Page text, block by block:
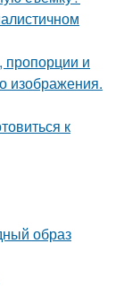
пропорции и
изображения.
к
образ